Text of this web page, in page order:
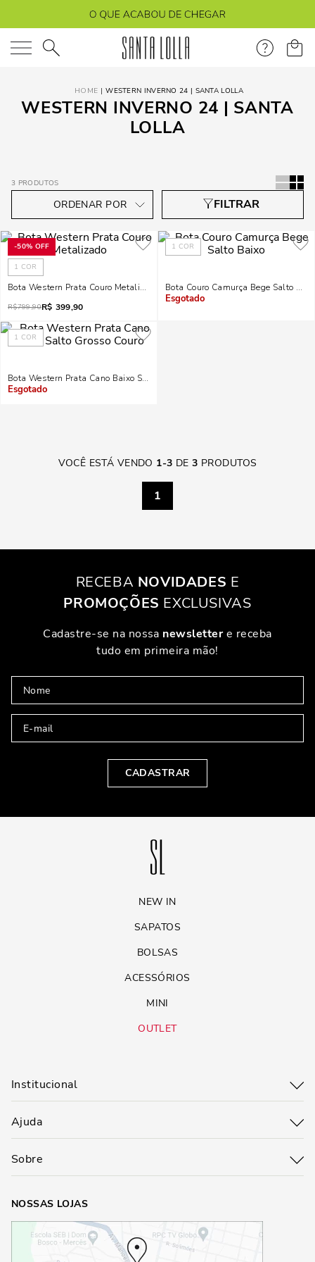
O que você está procurando?
WESTERN INVERNO 24 | SANTA LOLLA
WESTERN INVERNO 24 | SANTA
LOLLA
3 PRODUTOS
-50% OFF
1 COR
Bota Western Prata Couro Metalizado
R$799,90R$ 399,90
1 COR
Bota Couro Camurça Bege Salto
Indisponível
1 COR
Bota Western Prata Cano Baixo Salto Grosso Couro
Indisponível
VOCÊ ESTÁ VENDO 1-3 DE3 PRODUTOS
1
RECEBA NOVIDADES E
PROMOÇÕES EXCLUSIVAS
Cadastre-se na nossa newslettere receba
tudo em primeira mão!
CADASTRAR
NEW IN
SAPATOS
BOLSAS
ACESSÓRIOS
MINI
OUTLET
Institucional
Ajuda
Sobre
NOSSAS LOJAS